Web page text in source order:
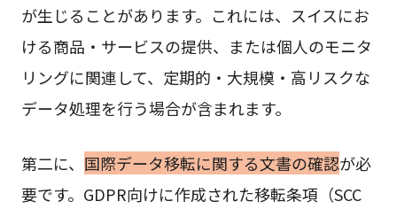
が生じることがあります。これには、スイスにお
ける商品・サービスの提供、または個人のモニタ
リングに関連して、定期的・大規模・高リスクな
データ処理を行う場合が含まれます。
第二に、 国際データ移転に関する文書の確認が必
要です。GDPR向けに作成された移転条項（SCC